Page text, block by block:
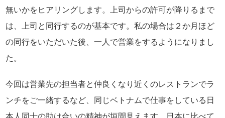
無いかをヒアリングします。上司からの許可が降りるまで
は、上司と同行するのが基本です。私の場合は２か月ほど
の同行をいただいた後、一人で営業をするようになりまし
た。
今回は営業先の担当者と仲良くなり近くのレストランでラ
ンチをご一緒するなど、同じベトナムで仕事をしている日
本人同士の助け合いの精神が垣間見えます。日本に比べて